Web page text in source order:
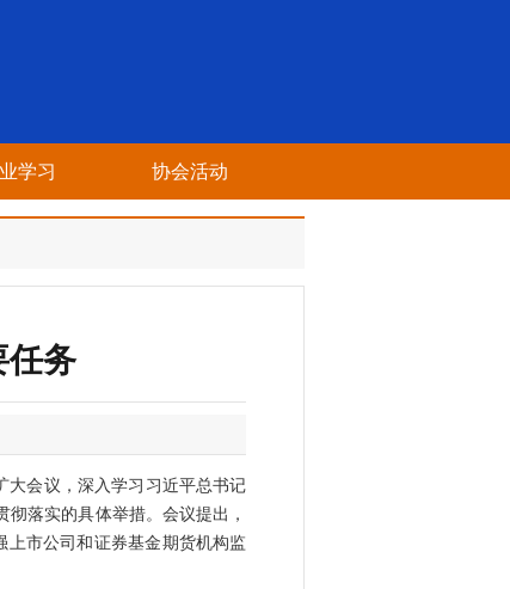
学习 协会活动
任务
大会议，深入学习习近平总书记
落实的具体举措。会议提出，
上市公司和证券基金期货机构监